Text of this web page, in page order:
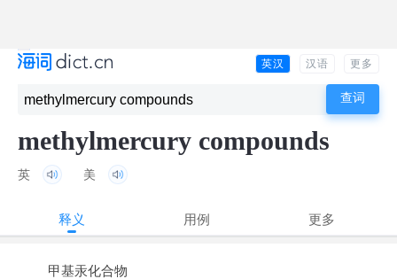
英汉 汉语 更多
methylmercury compounds
英 美
释义 用例 更多
甲基汞化合物